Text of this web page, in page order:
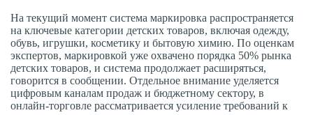
На текущий момент система маркировка распространяется
на ключевые категории детских товаров, включая одежду,
обувь, игрушки, косметику и бытовую химию. По оценкам
экспертов, маркировкой уже охвачено порядка 50% рынка
детских товаров, и система продолжает расширяться,
говорится в сообщении. Отдельное внимание уделяется
цифровым каналам продаж и бюджетному сектору, в
онлайн-торговле рассматривается усиление требований к